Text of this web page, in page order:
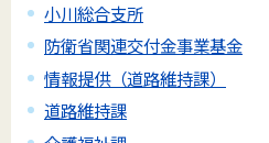
小川総合支所
防衛省関連交付金事業基金
情報提供（道路維持課）
道路維持課